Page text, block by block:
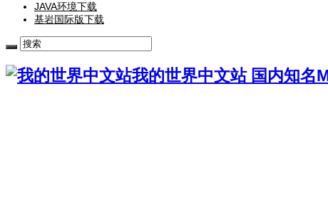
JAVA环境下载
基岩国际版下载
我的世界中文站 国内知名